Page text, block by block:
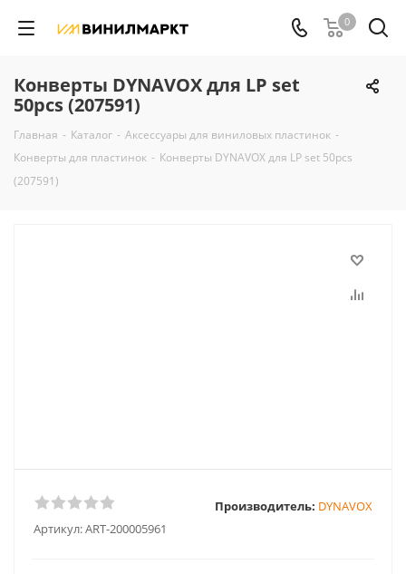
0
Конверты DYNAVOX для LP set
50pcs (207591)
Главная - Каталог - Аксессуары для виниловых пластинок -
Конверты для пластинок - Конверты DYNAVOX для LP set 50pcs
(207591)
Артикул:ART-200005961
Производитель: DYNAVOX